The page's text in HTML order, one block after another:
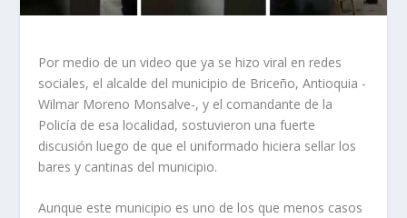
Por medio de un video que ya se hizo viral en redes
sociales, el alcalde del municipio de Briceño, Antioquia -
Wilmar Moreno Monsalve-, y el comandante de la
Policía de esa localidad, sostuvieron una fuerte
discusión luego de que el uniformado hiciera sellar los
bares y cantinas del municipio.
Aunque este municipio es uno de los que menos casos